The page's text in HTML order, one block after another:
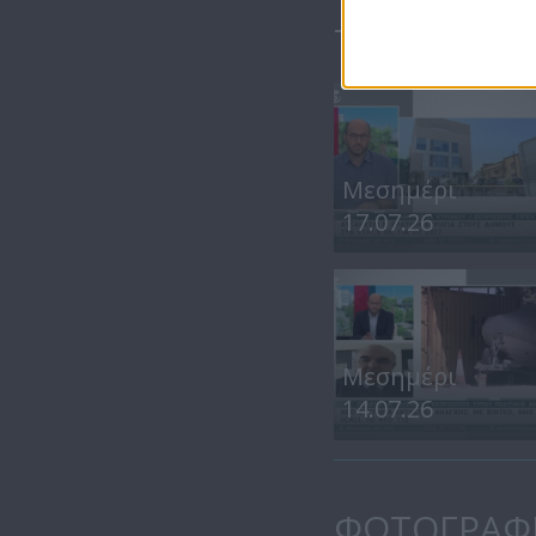
ΤΕΛΕΥΤΑΙΑ
Μεσημέρι
17.07.26
Μεσημέρι
14.07.26